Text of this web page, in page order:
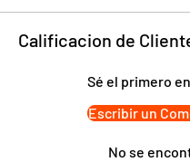
• Producto 100% recomendado
• Garantía: Legal de 6 meses
Calificacion de
Sé el primero
Escribir un
No se